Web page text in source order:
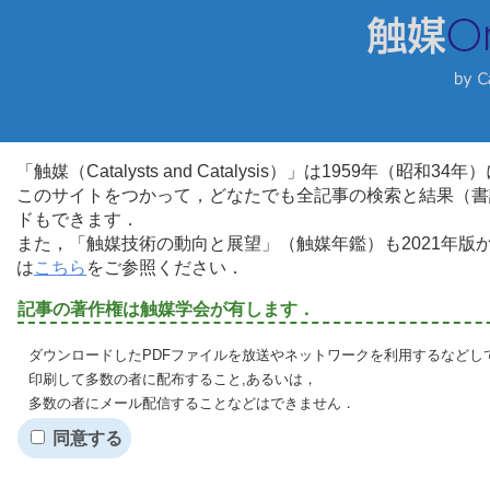
「触媒（Catalysts and Catalysis）」は1959年（昭和34年
このサイトをつかって，どなたでも全記事の検索と結果（
ドもできます．
また，「触媒技術の動向と展望」（触媒年鑑）も2021年
はこちら をご参照ください．
記事の著作権は触媒学会が有します．
ダウンロードしたPDFファイルを放送やネットワークを利用するなど
印刷して多数の者に配布すること,あるいは，
多数の者にメール配信することなどはできません．
同意する